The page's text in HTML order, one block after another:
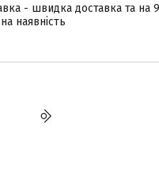
- швидка доставка та на
наявність